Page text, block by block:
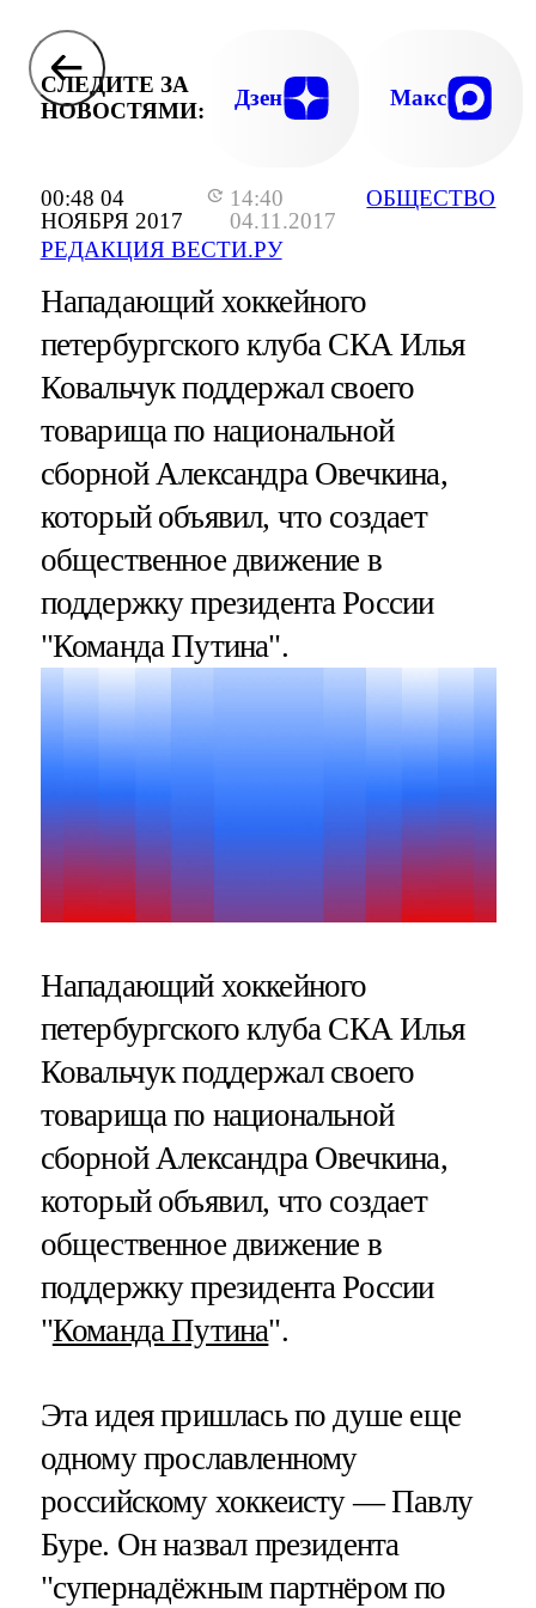
00:48 04
НОЯБРЯ 2017
14:40
04.11.2017
РЕДАКЦИЯ ВЕСТИ.РУ
ОБЩЕСТВО
СЛЕДИТЕ ЗА
НОВОСТЯМИ:
Дзен Макс
Нападающий хоккейного
петербургского клуба СКА Илья
Ковальчук поддержал своего
товарища по национальной
сборной Александра Овечкина,
который объявил, что создает
общественное движение в
поддержку президента России
"Команда Путина".
Нападающий хоккейного
петербургского клуба СКА Илья
Ковальчук поддержал своего
товарища по национальной
сборной Александра Овечкина,
который объявил, что создает
общественное движение в
поддержку президента России
"Команда Путина".
Эта идея пришлась по душе еще
одному прославленному
российскому хоккеисту — Павлу
Буре. Он назвал президента
"супернадёжным партнёром по